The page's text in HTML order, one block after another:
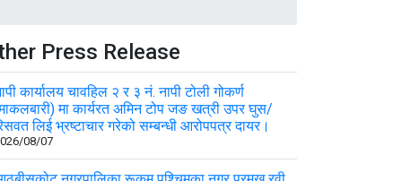
Press Release
कार्यालय चावहिल २ र ३ नं. नापी टोली गोकर्ण
मा कार्यरत अमिन टोप जङ खत्री उपर घुस/
लिई भ्रष्टाचार गरेको सम्बन्धी आरोपपत्र दायर।
08/07